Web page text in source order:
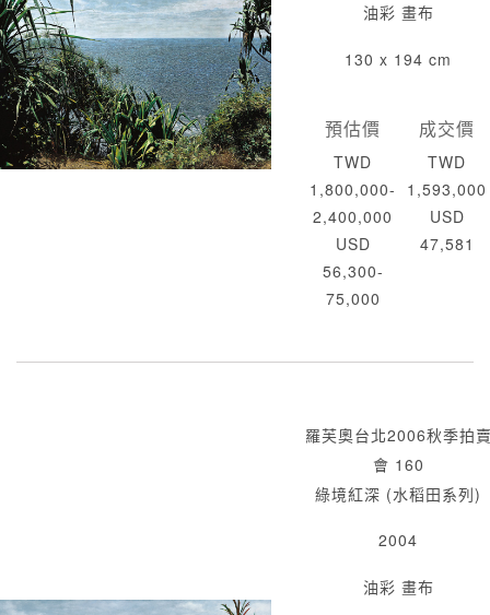
油彩 畫布
130 x 194 cm
預估價
TWD
1,800,000-
2,400,000
USD
56,300-
75,000
成交價
TWD
1,593,000
USD
47,581
羅芙奧台北2006秋季拍
會 160
綠境紅深 (水稻田系列)
2004
油彩 畫布